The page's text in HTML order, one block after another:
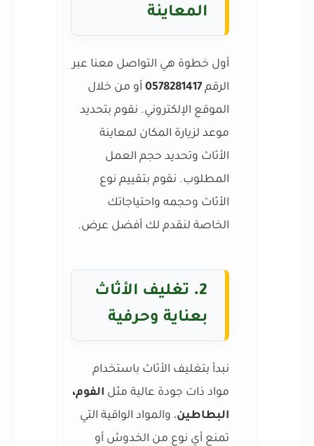
المعاينة
أول خطوة هي التواصل معنا عبر
الرقم 0578281417 أو من خلال
الموقع الإلكتروني. نقوم بتحديد
موعد لزيارة المكان لمعاينة
الأثاث وتحديد حجم العمل
المطلوب. نقوم بتقييم نوع
الأثاث وحجمه واحتياجاتك
الخاصة لنقدم لك أفضل عرض.
2.
تغليف الأثاث
بعناية وحرفية
نبدأ بتغليف الأثاث باستخدام
مواد ذات جودة عالية مثل الفوم،
البطاطين، والمواد الواقية التي
تمنع أي نوع من الخدوش أو